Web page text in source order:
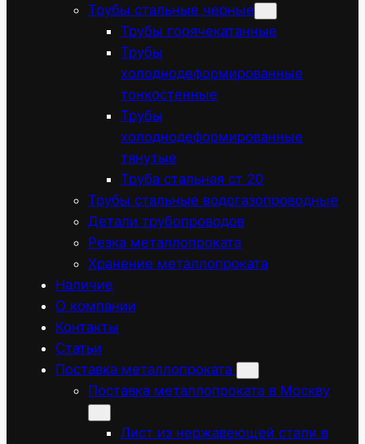
Трубы стальные черные
Трубы горячекатанные
Трубы
холоднодеформированные
тонкостенные
Трубы
холоднодеформированные
тянутые
Труба стальная ст 20
Трубы стальные водогазопроводные
Детали трубопроводов
Резка металлопроката
Хранение металлопроката
Наличие
О компании
Контакты
Статьи
Поставка металлопроката
Поставка металлопроката в Москву
Лист из нержавеющей стали в